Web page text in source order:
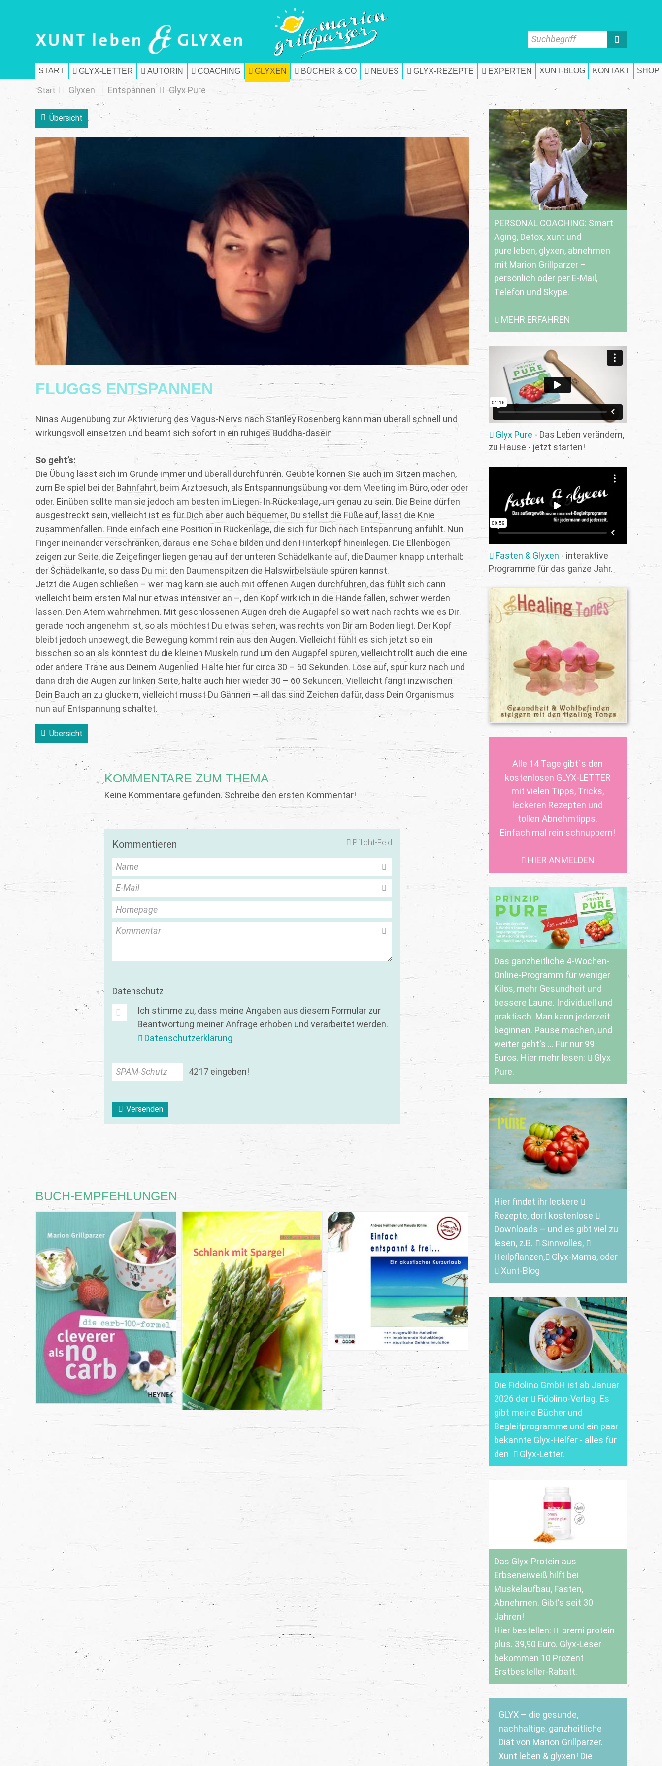
START GLYX-LETTER AUTORIN COACHING GLYXEN BÜCHER & CO NEUES GLYX-REZEPTE EXPERTEN XUNT-BLOG KONTAKT SHOP
Suchbegriff
Start Glyxen Entspannen Glyx Pure
PERSONAL COACHING: Smart
Aging, Detox, xunt und
pure leben, glyxen, abnehmen
mit Marion Grillparzer –
persönlich oder per E-Mail,
Telefon und Skype.
MEHR ERFAHREN
Glyx Pure - Das Leben verändern,
zu Hause - jetzt starten!
Fasten & Glyxen - interaktive
Programme für das ganze Jahr.
Alle 14 Tage gibt´s den
kostenlosen GLYX-LETTER
mit vielen Tipps, Tricks,
leckeren Rezepten und
tollen Abnehmtipps.
Einfach mal rein schnuppern!
HIER ANMELDEN
Das ganzheitliche 4-Wochen-
Online-Programm für weniger
Kilos, mehr Gesundheit und
bessere Laune. Individuell und
praktisch. Man kann jederzeit
beginnen. Pause machen, und
weiter geht's ... Für nur 99
Euros. Hier mehr lesen:
Glyx
Pure.
Hier findet ihr leckere
Rezepte, dort kostenlose
Downloads – und es gibt viel zu
lesen, z.B.
Sinnvolles,
Heilpflanzen,
Glyx-Mama, oder
Xunt-Blog
Die Fidolino GmbH ist ab Januar
2026 der
Fidolino-Verlag. Es
gibt meine Bücher und
Begleitprogramme und ein paar
bekannte Glyx-Helfer - alles für
den
Glyx-Letter.
Das Glyx-Protein aus
Erbseneiweiß hilft bei
Muskelaufbau, Fasten,
Abnehmen. Gibt's seit 30
Jahren!
Hier bestellen:
premi protein
plus. 39,90 Euro. Glyx-Leser
bekommen 10 Prozent
Erstbesteller-Rabatt.
GLYX – die gesunde,
nachhaltige, ganzheitliche
Diät von Marion Grillparzer.
Xunt leben & glyxen! Die
Übersicht
FLUGGS ENTSPANNEN
Ninas Augenübung zur Aktivierung des Vagus-Nervs nach Stanley Rosenberg kann man überall schnell und
wirkungsvoll einsetzen und beamt sich sofort in ein ruhiges Buddha-dasein
So geht’s:
Die Übung lässt sich im Grunde immer und überall durchführen. Geübte können Sie auch im Sitzen machen,
zum Beispiel bei der Bahnfahrt, beim Arztbesuch, als Entspannungsübung vor dem Meeting im Büro, oder oder
oder. Einüben sollte man sie jedoch am besten im Liegen. In Rückenlage, um genau zu sein. Die Beine dürfen
ausgestreckt sein, vielleicht ist es für Dich aber auch bequemer, Du stellst die Füße auf, lässt die Knie
zusammenfallen. Finde einfach eine Position in Rückenlage, die sich für Dich nach Entspannung anfühlt. Nun
Finger ineinander verschränken, daraus eine Schale bilden und den Hinterkopf hineinlegen. Die Ellenbogen
zeigen zur Seite, die Zeigefinger liegen genau auf der unteren Schädelkante auf, die Daumen knapp unterhalb
der Schädelkante, so dass Du mit den Daumenspitzen die Halswirbelsäule spüren kannst.
Jetzt die Augen schließen – wer mag kann sie auch mit offenen Augen durchführen, das fühlt sich dann
vielleicht beim ersten Mal nur etwas intensiver an –, den Kopf wirklich in die Hände fallen, schwer werden
lassen. Den Atem wahrnehmen. Mit geschlossenen Augen dreh die Augäpfel so weit nach rechts wie es Dir
gerade noch angenehm ist, so als möchtest Du etwas sehen, was rechts von Dir am Boden liegt. Der Kopf
bleibt jedoch unbewegt, die Bewegung kommt rein aus den Augen. Vielleicht fühlt es sich jetzt so ein
bisschen so an als könntest du die kleinen Muskeln rund um den Augapfel spüren, vielleicht rollt auch die eine
oder andere Träne aus Deinem Augenlied. Halte hier für circa 30 – 60 Sekunden. Löse auf, spür kurz nach und
dann dreh die Augen zur linken Seite, halte auch hier wieder 30 – 60 Sekunden. Vielleicht fängt inzwischen
Dein Bauch an zu gluckern, vielleicht musst Du Gähnen – all das sind Zeichen dafür, dass Dein Organismus
nun auf Entspannung schaltet.
Übersicht
KOMMENTARE ZUM THEMA
Keine Kommentare gefunden. Schreibe den ersten Kommentar!
Pflicht-Feld
Kommentieren
Name
E-Mail
Homepage
Kommentar
Datenschutz
Ich stimme zu, dass meine Angaben aus diesem Formular zur
Beantwortung meiner Anfrage erhoben und verarbeitet werden.
Datenschutzerklärung
SPAM-Schutz 4217 eingeben!
Versenden
BUCH-EMPFEHLUNGEN